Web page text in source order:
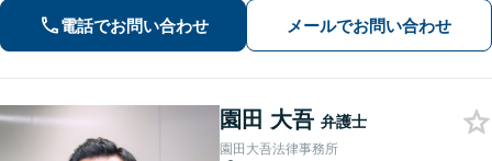
電話でお問い合わせ メールでお問い合わせ
園田 大吾 弁護士
園田大吾法律事務所